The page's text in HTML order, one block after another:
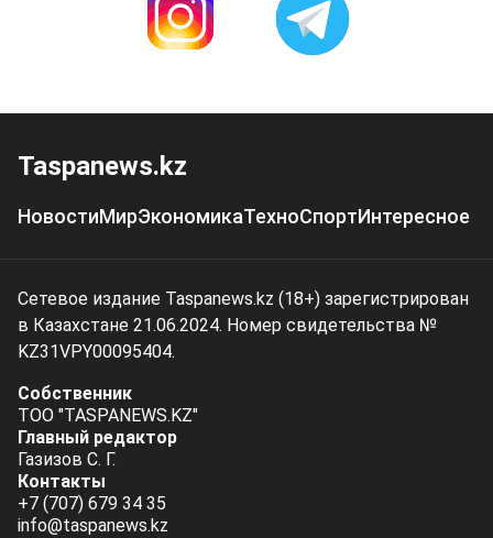
Taspanews.kz
НовостиМирЭкономикаТехноСпортИнтересное
Сетевое издание Taspanews.kz (18+) зарегистрирован
в Казахстане 21.06.2024. Номер свидетельства №
KZ31VPY00095404.
Собственник
ТОО "TASPANEWS.KZ"
Главный редактор
Газизов С. Г.
Контакты
+7 (707) 679 34 35
info@taspanews.kz